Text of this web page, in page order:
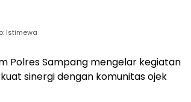
Istimewa
Polres Sampang mengelar kegiatan
sinergi dengan komunitas ojek